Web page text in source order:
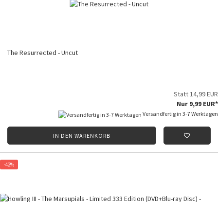
The Resurrected - Uncut
Statt 14,99 EUR
Nur 9,99 EUR*
Versandfertig in 3-7 Werktagen
IN DEN WARENKORB
-42%